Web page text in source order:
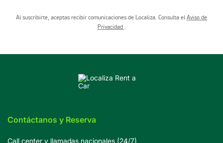
Al suscribirte, aceptas recibir comunicaciones de Localiza. Consulta el Aviso de
Privacidad .
Contáctanos y Reserva
Call center y llamadas nacionales (24/7)